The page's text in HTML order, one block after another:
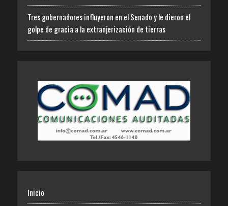
Tres gobernadores influyeron en el Senado y le dieron el
golpe de gracia a la extranjerización de tierras
Inicio